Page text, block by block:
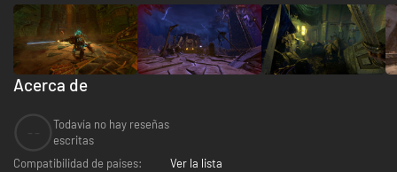
Acerca de
Todavía no hay reseñas
escritas
Compatibilidad de países:
Ver la lista